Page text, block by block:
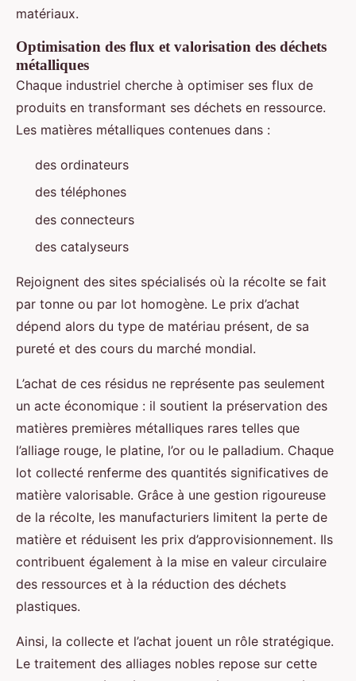
matériaux.
Optimisation des flux et valorisation des déchets
métalliques
Chaque industriel cherche à optimiser ses flux de
produits en transformant ses déchets en ressource.
Les matières métalliques contenues dans :
des ordinateurs
des téléphones
des connecteurs
des catalyseurs
Rejoignent des sites spécialisés où la récolte se fait
par tonne ou par lot homogène. Le prix d’achat
dépend alors du type de matériau présent, de sa
pureté et des cours du marché mondial.
L’achat de ces résidus ne représente pas seulement
un acte économique : il soutient la préservation des
matières premières métalliques rares telles que
l’alliage rouge, le platine, l’or ou le palladium. Chaque
lot collecté renferme des quantités significatives de
matière valorisable. Grâce à une gestion rigoureuse
de la récolte, les manufacturiers limitent la perte de
matière et réduisent les prix d’approvisionnement. Ils
contribuent également à la mise en valeur circulaire
des ressources et à la réduction des déchets
plastiques.
Ainsi, la collecte et l’achat jouent un rôle stratégique.
Le traitement des alliages nobles repose sur cette